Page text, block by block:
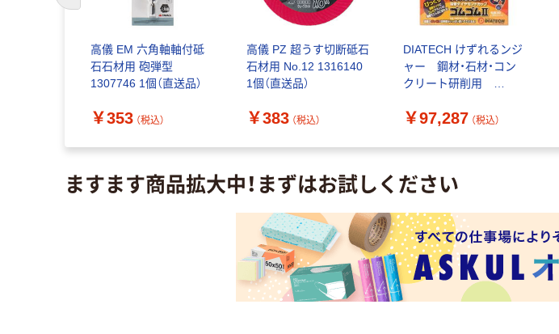
高儀 EM 六角軸軸付砥
石石材用 砲弾型
1307746 1個（直送品）
￥353 （税込）
高儀 PZ 超うす切断砥石
石材用 No.12 1316140
1個（直送品）
￥383 （税込）
DIATECH けずれるンジ
ャー 鋼材・石材・コン
クリート研削用
ム2 6300030588 1箱
￥97,287 （税込）
ますます商品拡大中！まずはお試しください